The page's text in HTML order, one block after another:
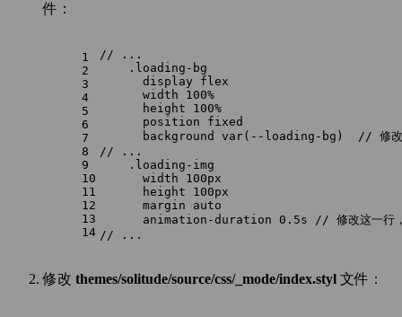
件：
1
2
3
4
5
6
7
8
9
10
11
12
13
14
// ...
.loading-bg
display flex
width
100%
height
100%
position fixed
background
var(--loading-bg)  // 修改
// ...
.loading-img
width
100px
height
100px
margin auto
animation-duration
0.5s // 修改这一行
// ...
修改 themes/solitude/source/css/_mode/index.styl 文件：